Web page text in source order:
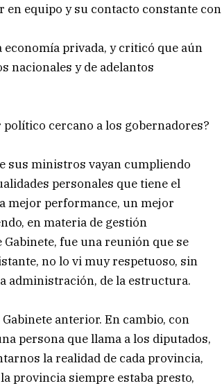
equipo y su contacto constante con
privada, y criticó que aún
nacionales y de adelantos
cercano a los gobernadores?
sus ministros vayan cumpliendo
personales que tiene el
mejor performance, un mejor
en materia de gestión
fue una reunión que se
no lo vi muy respetuoso, sin
administración, de la estructura.
anterior. En cambio, con
persona que llama a los diputados,
la realidad de cada provincia,
provincia siempre estaba presto,